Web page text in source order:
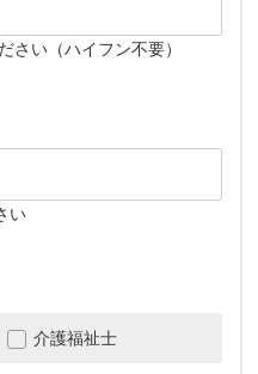
さい（ハイフン不要）
い
介護福祉士